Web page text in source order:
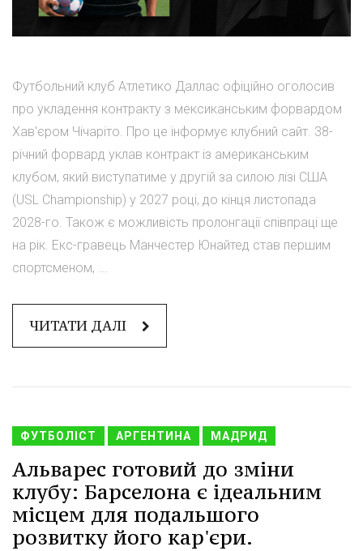
Футбольний клуб Атлетико Даллас офіційно оголосив
про укладення контракту з мексиканським форвардом
Хав'єром Чічаріто. Про це інформує клубний сайт. 38-
річний форвард уклав контракт із американським
клубом, який виступатиме у другій за силою лізі США
(USL Championship) у 2027 році, до кінця листопада
2028-го. Також є можливість пролонгації співпраці ще
на рік. Екс-гравець Манчестер Юнайтед став першим
спортсменом, ...
ЧИТАТИ ДАЛІ
ФУТБОЛІСТ АРГЕНТИНА МАДРИД
Альварес готовий до зміни
клубу: Барселона є ідеальним
місцем для подальшого
розвитку його кар'єри.